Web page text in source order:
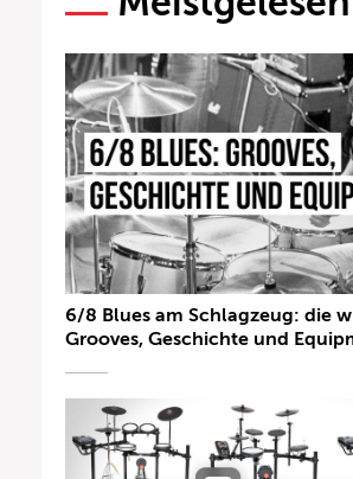
6/8 Blues am Schlagzeug: die
Grooves, Geschichte und